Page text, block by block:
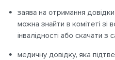
заява на отримання
можна знайти в комітеті зі
інвалідності або скачати з
медичну довідку, яка